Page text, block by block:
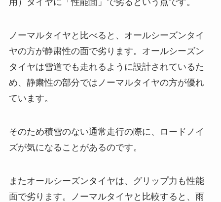
用）タイヤに「性能面」で劣るという点です。
ノーマルタイヤと比べると、オールシーズンタイ
ヤの方が静粛性の面で劣ります。オールシーズン
タイヤは雪道でも走れるように設計されているた
め、静粛性の部分ではノーマルタイヤの方が優れ
ています。
そのため積雪のない通常走行の際に、ロードノイ
ズが気になることがあるのです。
またオールシーズンタイヤは、グリップ力も性能
面で劣ります。ノーマルタイヤと比較すると、雨